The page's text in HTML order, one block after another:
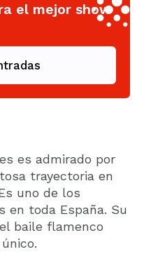
el mejor show
es admirado por
trayectoria en
uno de los
en toda España. Su
baile flamenco